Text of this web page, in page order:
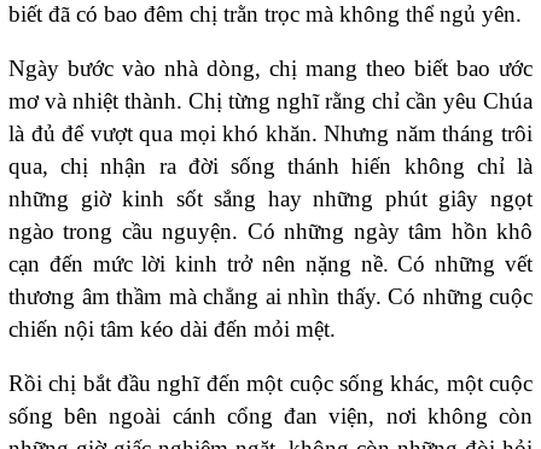
biết đã có bao đêm chị trằn trọc mà không thể ngủ yên.
Ngày bước vào nhà dòng, chị mang theo biết bao ước
mơ và nhiệt thành. Chị từng nghĩ rằng chỉ cần yêu Chúa
là đủ để vượt qua mọi khó khăn. Nhưng năm tháng trôi
qua, chị nhận ra đời sống thánh hiến không chỉ là
những giờ kinh sốt sắng hay những phút giây ngọt
ngào trong cầu nguyện. Có những ngày tâm hồn khô
cạn đến mức lời kinh trở nên nặng nề. Có những vết
thương âm thầm mà chẳng ai nhìn thấy. Có những cuộc
chiến nội tâm kéo dài đến mỏi mệt.
Rồi chị bắt đầu nghĩ đến một cuộc sống khác, một cuộc
sống bên ngoài cánh cổng đan viện, nơi không còn